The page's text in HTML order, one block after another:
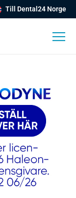
Till Dental24 Norge